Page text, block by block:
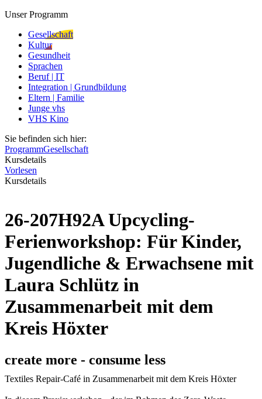
Unser Programm
Gesellschaft
Kultur
Gesundheit
Sprachen
Beruf | IT
Integration | Grundbildung
Eltern | Familie
Junge vhs
VHS Kino
Sie befinden sich hier:
ProgrammGesellschaft
Kursdetails
Vorlesen
Kursdetails
26-207H92A Upcycling-
Ferienworkshop: Für Kinder,
Jugendliche & Erwachsene mit
Laura Schlütz in
Zusammenarbeit mit dem
Kreis Höxter
create more - consume less
Textiles Repair-Café in Zusammenarbeit mit dem Kreis Höxter